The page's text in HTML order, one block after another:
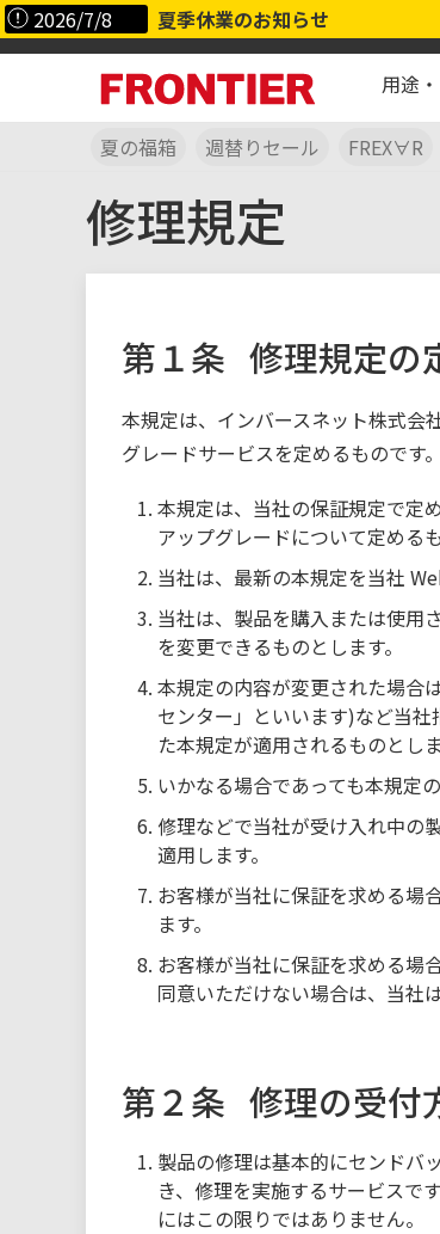
2026/7/8 夏季休業のお知らせ
用途
夏の福箱 週替りセール FREX∀R
修理規定
第１条 修理規定の
本規定は、インバースネット株式会
グレードサービスを定めるものです。
本規定は、当社の保証規定で定
アップグレードについて定めるも
当社は、最新の本規定を当社
当社は、製品を購入または使用
を変更できるものとします。
本規定の内容が変更された場合
センター」といいます)など当
た本規定が適用されるものとしま
いかなる場合であっても本規定
修理などで当社が受け入れ中の
適用します。
お客様が当社に保証を求める場
ます。
お客様が当社に保証を求める場
同意いただけない場合は、当社
第２条 修理の受付
製品の修理は基本的にセンドバ
き、修理を実施するサービスで
にはこの限りではありません。